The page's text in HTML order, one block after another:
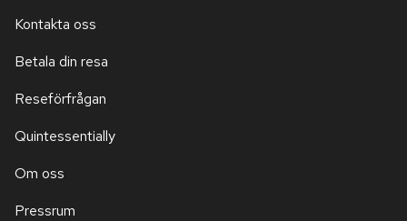
Kontakta oss
Betala din resa
Reseförfrågan
Quintessentially
Om oss
Pressrum